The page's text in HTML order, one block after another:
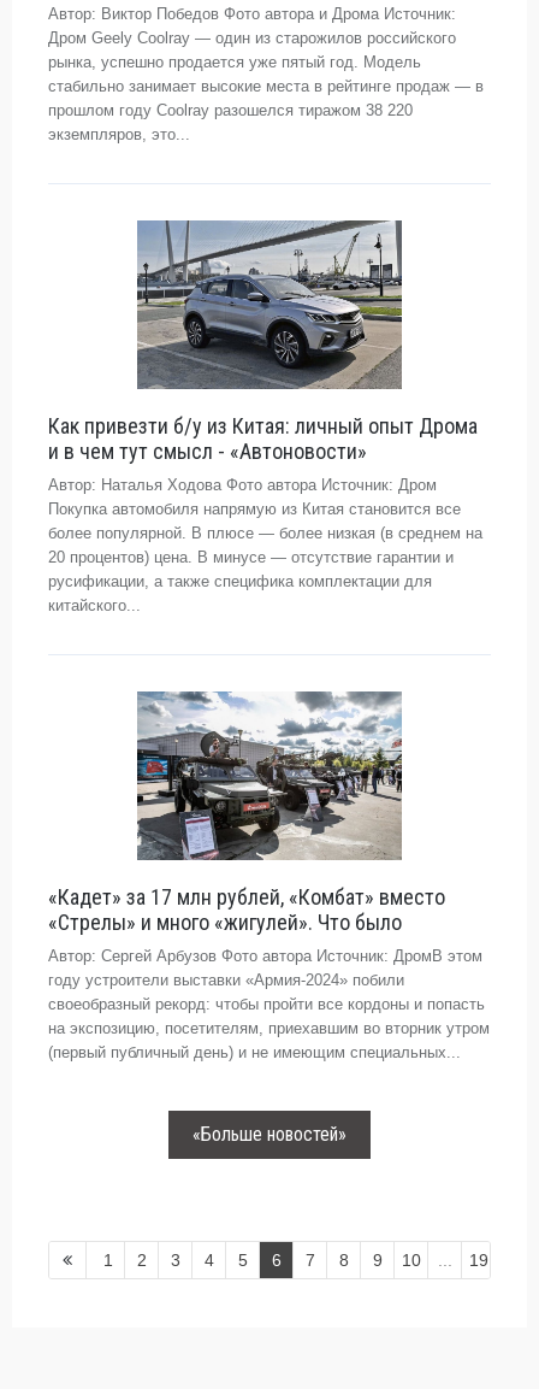
Автор: Виктор Победов Фото автора и Дрома Источник:
Дром Geely Coolray — один из старожилов российского
рынка, успешно продается уже пятый год. Модель
стабильно занимает высокие места в рейтинге продаж — в
прошлом году Coolray разошелся тиражом 38 220
экземпляров, это...
Как привезти б/у из Китая: личный опыт Дрома
и в чем тут смысл - «Автоновости»
Автор: Наталья Ходова Фото автора Источник: Дром
Покупка автомобиля напрямую из Китая становится все
более популярной. В плюсе — более низкая (в среднем на
20 процентов) цена. В минусе — отсутствие гарантии и
русификации, а также специфика комплектации для
китайского...
«Кадет» за 17 млн рублей, «Комбат» вместо
«Стрелы» и много «жигулей». Что было
Автор: Сергей Арбузов Фото автора Источник: ДромВ этом
году устроители выставки «Армия-2024» побили
своеобразный рекорд: чтобы пройти все кордоны и попасть
на экспозицию, посетителям, приехавшим во вторник утром
(первый публичный день) и не имеющим специальных...
«Больше новостей»
1 2 3 4 5 6 7 8 9 10 19